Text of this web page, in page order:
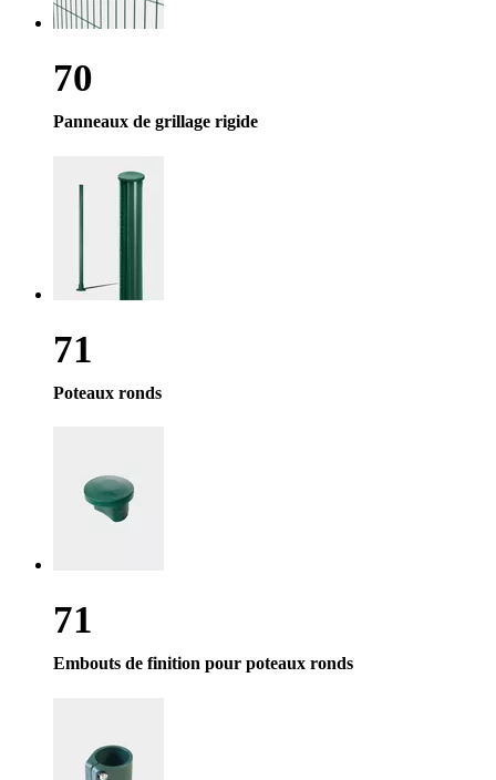
70
Panneaux de grillage rigide
71
Poteaux ronds
71
Embouts de finition pour poteaux ronds